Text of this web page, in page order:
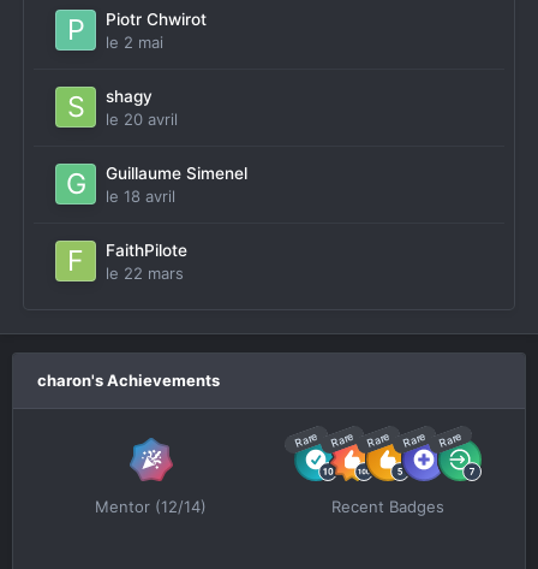
Piotr Chwirot
le 2 mai
shagy
le 20 avril
Guillaume Simenel
le 18 avril
FaithPilote
le 22 mars
charon's Achievements
Mentor (12/14)
Rare Rare Rare Rare Rare
Recent Badges